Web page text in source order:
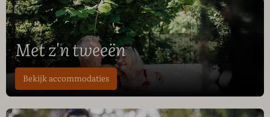
Met z'n tweeën
Bekijk accommodaties